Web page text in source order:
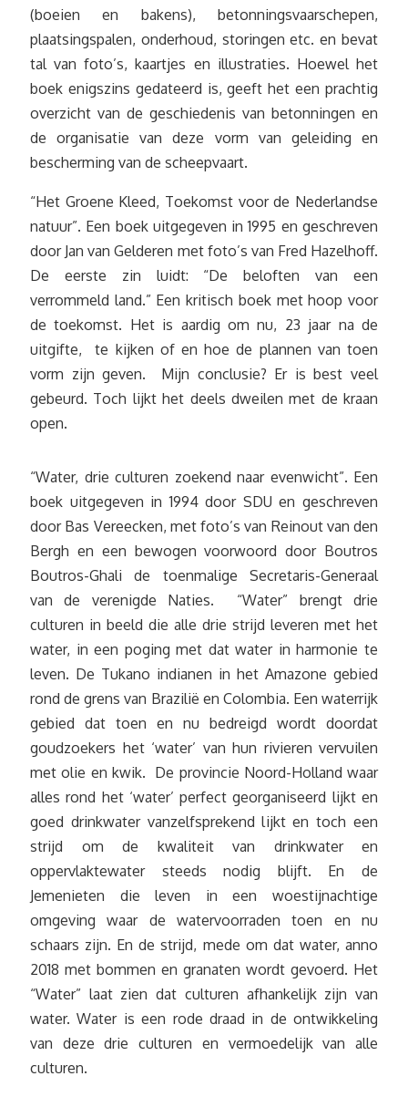
(boeien en bakens), betonningsvaarschepen,
plaatsingspalen, onderhoud, storingen etc. en bevat
tal van foto’s, kaartjes en illustraties. Hoewel het
boek enigszins gedateerd is, geeft het een prachtig
overzicht van de geschiedenis van betonningen en
de organisatie van deze vorm van geleiding en
bescherming van de scheepvaart.
“Het Groene Kleed, Toekomst voor de Nederlandse
natuur”. Een boek uitgegeven in 1995 en geschreven
door Jan van Gelderen met foto’s van Fred Hazelhoff.
De eerste zin luidt: “De beloften van een
verrommeld land.” Een kritisch boek met hoop voor
de toekomst. Het is aardig om nu, 23 jaar na de
uitgifte, te kijken of en hoe de plannen van toen
vorm zijn geven. Mijn conclusie? Er is best veel
gebeurd. Toch lijkt het deels dweilen met de kraan
open.
“Water, drie culturen zoekend naar evenwicht”. Een
boek uitgegeven in 1994 door SDU en geschreven
door Bas Vereecken, met foto’s van Reinout van den
Bergh en een bewogen voorwoord door Boutros
Boutros-Ghali de toenmalige Secretaris-Generaal
van de verenigde Naties. “Water” brengt drie
culturen in beeld die alle drie strijd leveren met het
water, in een poging met dat water in harmonie te
leven. De Tukano indianen in het Amazone gebied
rond de grens van Brazilië en Colombia. Een waterrijk
gebied dat toen en nu bedreigd wordt doordat
goudzoekers het ‘water’ van hun rivieren vervuilen
met olie en kwik. De provincie Noord-Holland waar
alles rond het ‘water’ perfect georganiseerd lijkt en
goed drinkwater vanzelfsprekend lijkt en toch een
strijd om de kwaliteit van drinkwater en
oppervlaktewater steeds nodig blijft. En de
Jemenieten die leven in een woestijnachtige
omgeving waar de watervoorraden toen en nu
schaars zijn. En de strijd, mede om dat water, anno
2018 met bommen en granaten wordt gevoerd. Het
“Water” laat zien dat culturen afhankelijk zijn van
water. Water is een rode draad in de ontwikkeling
van deze drie culturen en vermoedelijk van alle
culturen.